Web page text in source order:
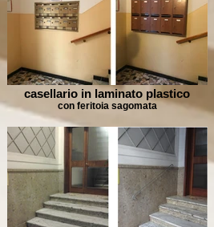
casellario in laminato plastico
con feritoia sagomata